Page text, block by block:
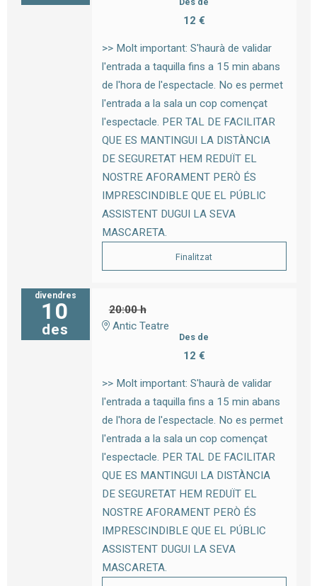
12 €
>> Molt important: S'haurà de validar
l'entrada a taquilla fins a 15 min abans
de l'hora de l'espectacle. No es permet
l'entrada a la sala un cop començat
l'espectacle. PER TAL DE FACILITAR
QUE ES MANTINGUI LA DISTÀNCIA
DE SEGURETAT HEM REDUÏT EL
NOSTRE AFORAMENT PERÒ ÉS
IMPRESCINDIBLE QUE EL PÚBLIC
ASSISTENT DUGUI LA SEVA
MASCARETA.
Finalitzat
divendres
10
des
20:00 h
Antic Teatre
Des de
12 €
>> Molt important: S'haurà de validar
l'entrada a taquilla fins a 15 min abans
de l'hora de l'espectacle. No es permet
l'entrada a la sala un cop començat
l'espectacle. PER TAL DE FACILITAR
QUE ES MANTINGUI LA DISTÀNCIA
DE SEGURETAT HEM REDUÏT EL
NOSTRE AFORAMENT PERÒ ÉS
IMPRESCINDIBLE QUE EL PÚBLIC
ASSISTENT DUGUI LA SEVA
MASCARETA.